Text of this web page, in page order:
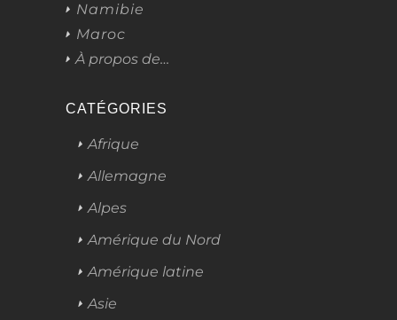
Namibie
Maroc
À propos de…
CATÉGORIES
Afrique
Allemagne
Alpes
Amérique du Nord
Amérique latine
Asie